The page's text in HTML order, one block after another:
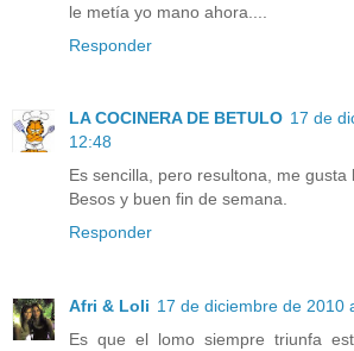
le metía yo mano ahora....
Responder
LA COCINERA DE BETULO 17 de
12:48
Es sencilla, pero resultona, me gusta
Besos y buen fin de semana.
Responder
Afri & Loli 17 de diciembre de 2010
Es que el lomo siempre triunfa